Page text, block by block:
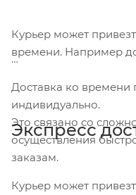
Курьер может
времени. Например
Доставка ко времени
индивидуально.
Это связано со
осуществления
заказам.
Экспресс
Курьер может